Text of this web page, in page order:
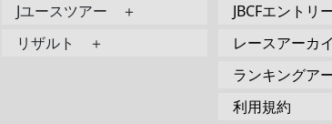
Jユースツアー ＋
リザルト ＋
JBCFエントリ
レースアーカ
ランキングア
利用規約